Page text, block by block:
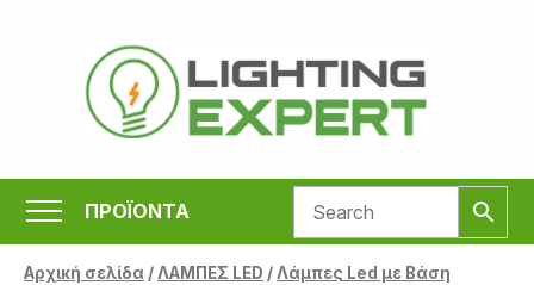
περιεχόμενο
ΠΡΟΪΟΝΤΑ
Αρχική σελίδα/ΛΑΜΠΕΣ LED /Λάμπες Led με Βάση